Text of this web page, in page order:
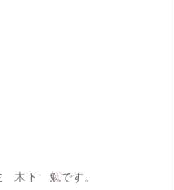
木下 勉です。